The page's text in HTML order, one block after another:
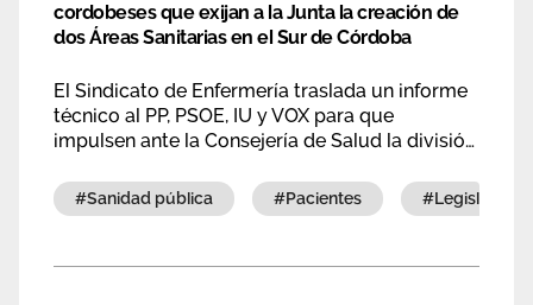
cordobeses que exijan a la Junta la creación de
dos Áreas Sanitarias en el Sur de Córdoba
El Sindicato de Enfermería traslada un informe
técnico al PP, PSOE, IU y VOX para que
impulsen ante la Consejería de Salud la división
estructuras independientes: Subbética y
Campiña.
#sanidad pública #pacientes #legislación